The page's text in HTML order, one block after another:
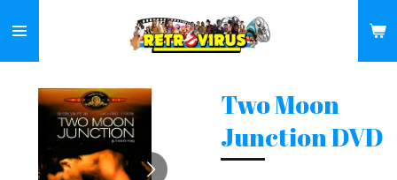
direct
naar
hoofdinhoud
Two Moon
Junction DVD